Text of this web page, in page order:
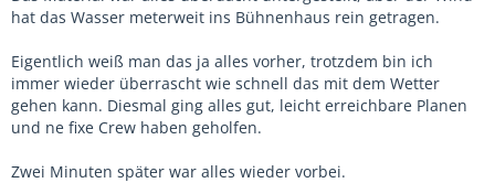
hat das Wasser meterweit ins Bühnenhaus rein getragen.
Eigentlich weiß man das ja alles vorher, trotzdem bin ich
immer wieder überrascht wie schnell das mit dem Wetter
gehen kann. Diesmal ging alles gut, leicht erreichbare Planen
und ne fixe Crew haben geholfen.
Zwei Minuten später war alles wieder vorbei.